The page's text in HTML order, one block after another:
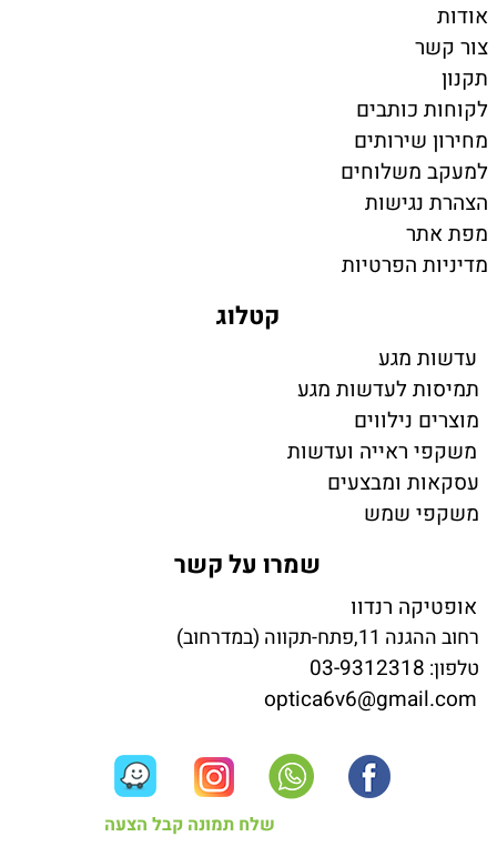
אודות
צור קשר
תקנון
לקוחות כותבים
מחירון שירותים
למעקב משלוחים
הצהרת נגישות
מפת אתר
מדיניות הפרטיות
קטלוג
עדשות מגע
תמיסות לעדשות מגע
מוצרים נילווים
משקפי ראייה ועדשות
עסקאות ומבצעים
משקפי שמש
שמרו על קשר
אופטיקה רנדוו
רחוב ההגנה 11,פתח-תקווה (במדרחוב)
טלפון: 03-9312318
שלח תמונה קבל הצעה